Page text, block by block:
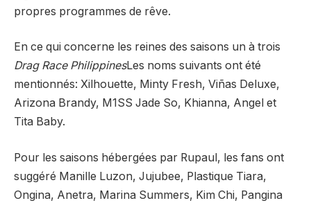
propres programmes de rêve.
En ce qui concerne les reines des saisons un à trois
Drag Race PhilippinesLes noms suivants ont été
mentionnés: Xilhouette, Minty Fresh, Viñas Deluxe,
Arizona Brandy, M1SS Jade So, Khianna, Angel et
Tita Baby.
Pour les saisons hébergées par Rupaul, les fans ont
suggéré Manille Luzon, Jujubee, Plastique Tiara,
Ongina, Anetra, Marina Summers, Kim Chi, Pangina